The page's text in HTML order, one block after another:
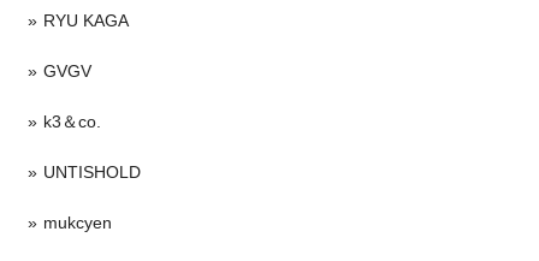
RYU KAGA
GVGV
k3＆co.
UNTISHOLD
mukcyen